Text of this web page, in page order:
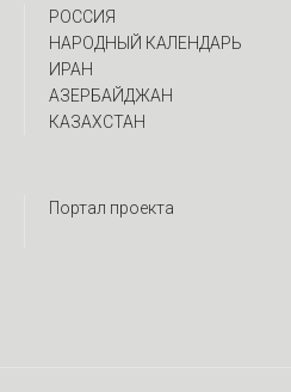
РОССИЯ
НАРОДНЫЙ КАЛЕНДАРЬ
ИРАН
АЗЕРБАЙДЖАН
КАЗАХСТАН
Портал проекта